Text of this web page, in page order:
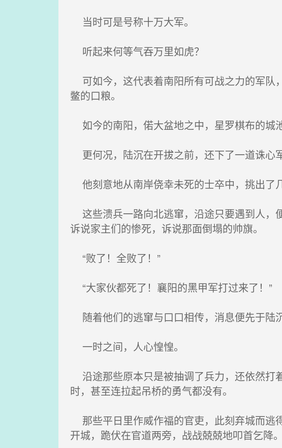
当时可是号称十万大军。
听起来何等气吞万里如虎？
可如今，这代表着南阳所有可战之力的军队
鳖的口粮。
如今的南阳，偌大盆地之中，星罗棋布的城
更何况，陆沉在开拔之前，还下了一道诛心
他刻意地从南岸侥幸未死的士卒中，挑出了
这些溃兵一路向北逃窜，沿途只要遇到人，
诉说家主们的惨死，诉说那面倒塌的帅旗。
“败了！全败了！”
“大家伙都死了！襄阳的黑甲军打过来了！”
随着他们的逃窜与口口相传，消息便先于陆
一时之间，人心惶惶。
沿途那些原本只是被抽调了兵力，还依然打
时，甚至连拉起吊桥的勇气都没有。
那些平日里作威作福的官吏，此刻弃城而逃
开城，跪伏在官道两旁，战战兢兢地叩首乞降。